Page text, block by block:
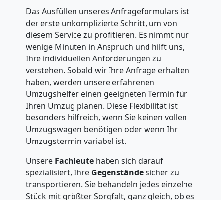
Das Ausfüllen unseres Anfrageformulars ist
der erste unkomplizierte Schritt, um von
diesem Service zu profitieren. Es nimmt nur
wenige Minuten in Anspruch und hilft uns,
Ihre individuellen Anforderungen zu
verstehen. Sobald wir Ihre Anfrage erhalten
haben, werden unsere erfahrenen
Umzugshelfer einen geeigneten Termin für
Ihren Umzug planen. Diese Flexibilität ist
besonders hilfreich, wenn Sie keinen vollen
Umzugswagen benötigen oder wenn Ihr
Umzugstermin variabel ist.
Unsere Fachleute haben sich darauf
spezialisiert, Ihre Gegenständesicher zu
transportieren. Sie behandeln jedes einzelne
Stück mit größter Sorgfalt, ganz gleich, ob es